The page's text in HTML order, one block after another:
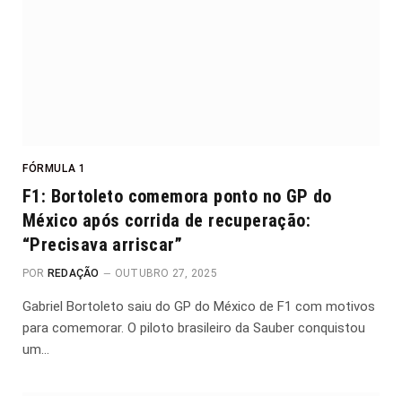
FÓRMULA 1
F1: Bortoleto comemora ponto no GP do
México após corrida de recuperação:
“Precisava arriscar”
POR REDAÇÃO OUTUBRO 27, 2025
Gabriel Bortoleto saiu do GP do México de F1 com motivos
para comemorar. O piloto brasileiro da Sauber conquistou
um…